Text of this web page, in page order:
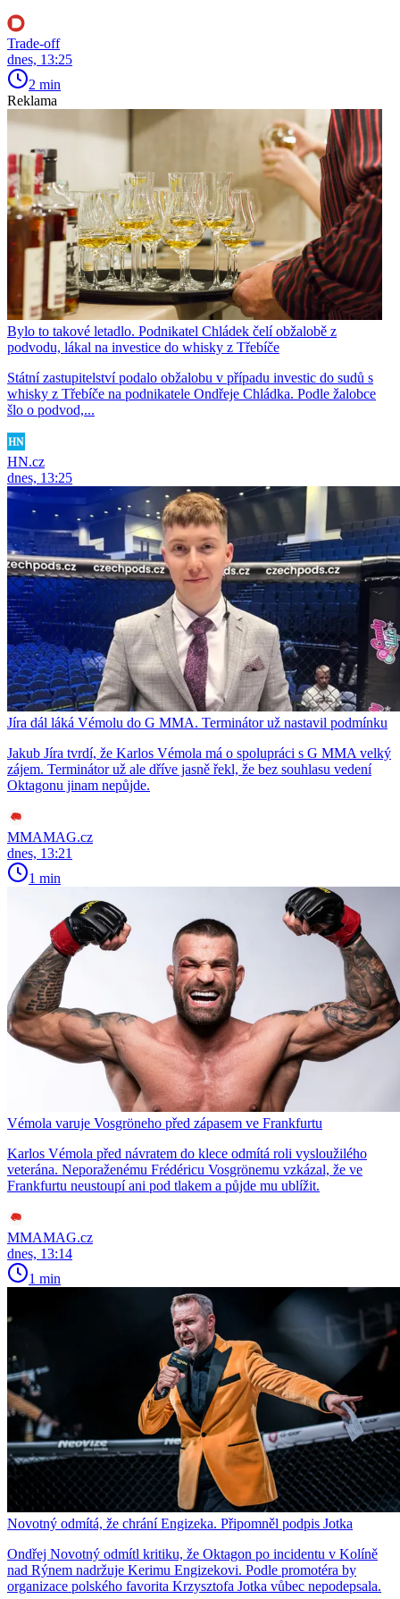
Trade-off
dnes, 13:25
2 min
Reklama
Bylo to takové letadlo. Podnikatel Chládek čelí obžalobě z
podvodu, lákal na investice do whisky z Třebíče
Státní zastupitelství podalo obžalobu v případu investic do sudů s
whisky z Třebíče na podnikatele Ondřeje Chládka. Podle žalobce
šlo o podvod,...
HN.cz
dnes, 13:25
Jíra dál láká Vémolu do G MMA. Terminátor už nastavil podmínku
Jakub Jíra tvrdí, že Karlos Vémola má o spolupráci s G MMA velký
zájem. Terminátor už ale dříve jasně řekl, že bez souhlasu vedení
Oktagonu jinam nepůjde.
MMAMAG.cz
dnes, 13:21
1 min
Vémola varuje Vosgröneho před zápasem ve Frankfurtu
Karlos Vémola před návratem do klece odmítá roli vysloužilého
veterána. Neporaženému Frédéricu Vosgrönemu vzkázal, že ve
Frankfurtu neustoupí ani pod tlakem a půjde mu ublížit.
MMAMAG.cz
dnes, 13:14
1 min
Novotný odmítá, že chrání Engizeka. Připomněl podpis Jotka
Ondřej Novotný odmítl kritiku, že Oktagon po incidentu v Kolíně
nad Rýnem nadržuje Kerimu Engizekovi. Podle promotéra by
organizace polského favorita Krzysztofa Jotka vůbec nepodepsala.